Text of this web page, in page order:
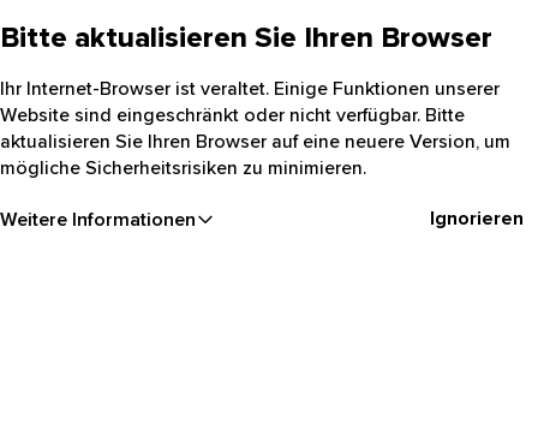
Bitte aktualisieren Sie Ihren Browser
Ihr Internet-Browser ist veraltet. Einige Funktionen unserer
Website sind eingeschränkt oder nicht verfügbar. Bitte
aktualisieren Sie Ihren Browser auf eine neuere Version, um
mögliche Sicherheitsrisiken zu minimieren.
Weitere Informationen Ignorieren